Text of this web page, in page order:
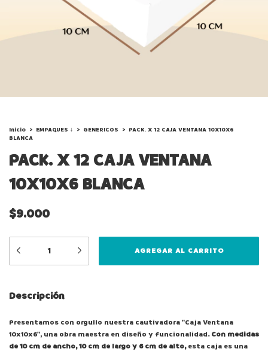
Inicio > EMPAQUES ↓ > GENERICOS > PACK. X 12 CAJA VENTANA 10X10X6
BLANCA
PACK. X 12 CAJA VENTANA
10X10X6 BLANCA
$9.000
Descripción
Presentamos con orgullo nuestra cautivadora "Caja Ventana
10x10x6", una obra maestra en diseño y funcionalidad. Con medidas
de 10 cm de ancho, 10 cm de largo y 6 cm de alto,esta caja es una